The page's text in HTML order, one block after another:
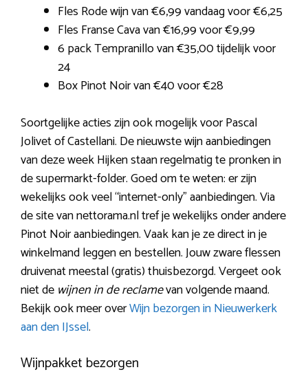
Fles Rode wijn van €6,99 vandaag voor €6,25
Fles Franse Cava van €16,99 voor €9,99
6 pack Tempranillo van €35,00 tijdelijk voor
24
Box Pinot Noir van €40 voor €28
Soortgelijke acties zijn ook mogelijk voor Pascal
Jolivet of Castellani. De nieuwste wijn aanbiedingen
van deze week Hijken staan regelmatig te pronken in
de supermarkt-folder. Goed om te weten: er zijn
wekelijks ook veel “internet-only” aanbiedingen. Via
de site van nettorama.nl tref je wekelijks onder andere
Pinot Noir aanbiedingen. Vaak kan je ze direct in je
winkelmand leggen en bestellen. Jouw zware flessen
druivenat meestal (gratis) thuisbezorgd. Vergeet ook
niet de wijnen in de reclamevan volgende maand.
Bekijk ook meer overWijn bezorgen in Nieuwerkerk
aan den IJssel.
Wijnpakket bezorgen